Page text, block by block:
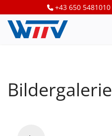
+43 650 5481010
Bildergalerie